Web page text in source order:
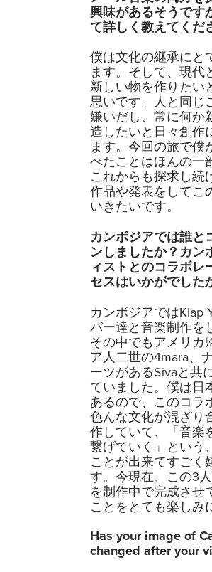
興味があるそうです
て詳しく教えてくだ
僕は文化の継承にと
ます。そして、現代
新しい物を作りたい
思いです。人と同じ
嫌いだし、常に何か
造したいと日々創作
ます。今回の旅で僕
べたことはほんの一
これからも探求し続
作品や発表をしてこ
いきたいです。
カンボジアでは誰と
ンしましたか？カン
ィストとのコラボレ
セスはいかがでした
カンボジアではKlap
バー達と音楽制作を
その中でもアメリカ
ア人二世の4mara、
ーツがあるSivaと共
ていました。僕は日
あるので、このコラ
色んな文化が混ざり
作していて、「音楽
繋げていく」という
ことが出来てすごく
す。今現在、この3
を制作中で完成させ
ことをとても楽しみ
Has your image of
changed after your